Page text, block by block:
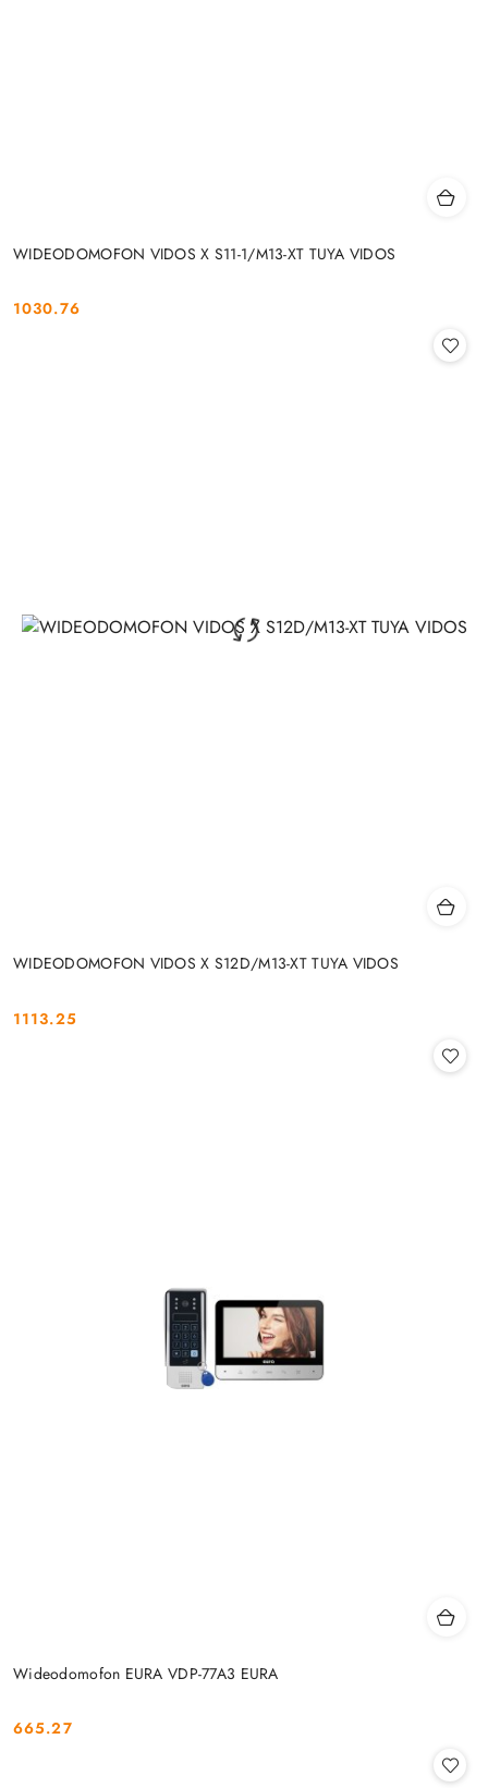
WIDEODOMOFON VIDOS X S11-1/M13-XT TUYA VIDOS
Cena:
1030.76
WIDEODOMOFON VIDOS X S12D/M13-XT TUYA VIDOS
Cena:
1113.25
Wideodomofon EURA VDP-77A3 EURA
Cena:
665.27